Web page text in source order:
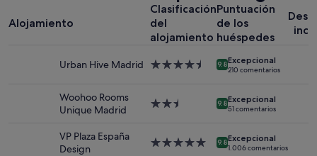
o
de
Alojamiento
Clasificación
del
alojamiento
Puntuación
de los
huéspedes
Urban Hive Madrid
Alojamiento
9.8Excepcional
210 comentarios
Woohoo Rooms
Unique Madrid
Alojamiento
9.8Excepcional
51 comentarios
VP Plaza España
Design
Alojamiento
9.8Excepcional
1.006 comentarios